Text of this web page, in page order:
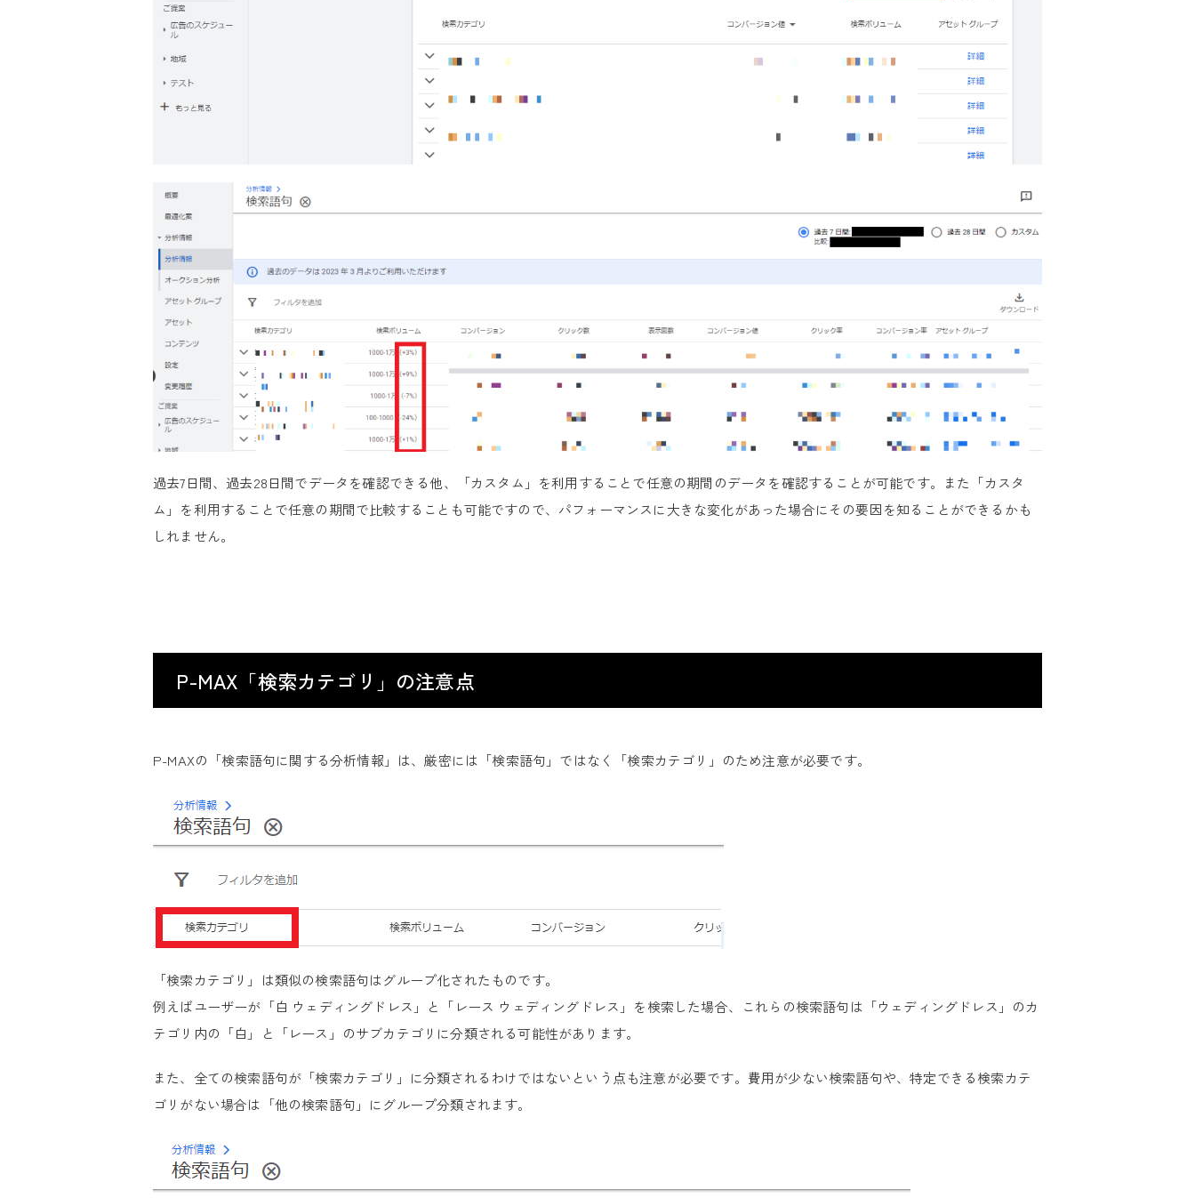
過去7日間、過去28日間でデータを確認できる他、「カスタム」を利用することで任意の期間のデータを確認することが可能です。また「カスタ
ム」を利用することで任意の期間で比較することも可能ですので、パフォーマンスに大きな変化があった場合にその要因を知ることができるかも
しれません。
P-MAX「検索カテゴリ」の注意点
P-MAXの「検索語句に関する分析情報」は、厳密には「検索語句」ではなく「検索カテゴリ」のため注意が必要です。
「検索カテゴリ」は類似の検索語句はグループ化されたものです。
例えばユーザーが「白 ウェディングドレス」と「レース ウェディングドレス」を検索した場合、これらの検索語句は「ウェディングドレス」のカ
テゴリ内の「白」と「レース」のサブカテゴリに分類される可能性があります。
また、全ての検索語句が「検索カテゴリ」に分類されるわけではないという点も注意が必要です。費用が少ない検索語句や、特定できる検索カテ
ゴリがない場合は「他の検索語句」にグループ分類されます。